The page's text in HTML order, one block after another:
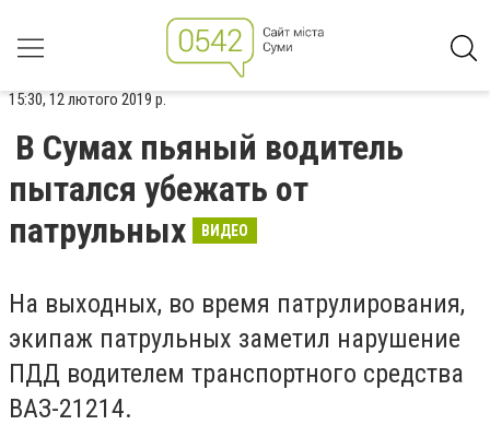
15:30, 12 лютого 2019 р.
В Сумах пьяный водитель
пытался убежать от
патрульных
ВИДЕО
На выходных, во время патрулирования,
экипаж патрульных заметил нарушение
ПДД водителем транспортного средства
ВАЗ-21214.